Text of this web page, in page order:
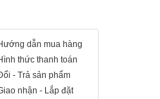
dẫn mua hàng
thức thanh toán
- Trả sản phẩm
nhận - Lắp đặt